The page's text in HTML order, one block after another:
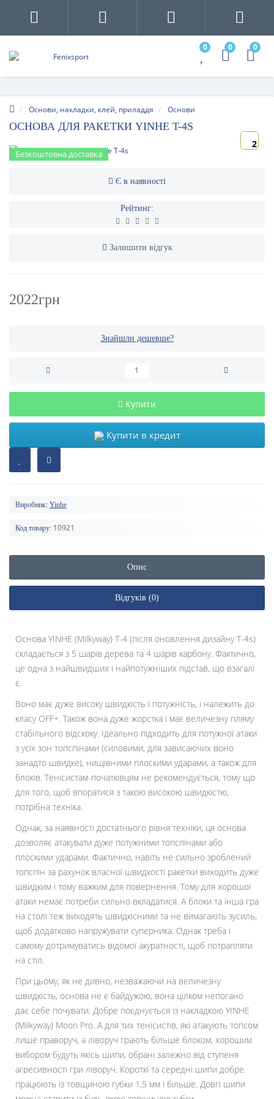
0 0 0
Основи, накладки, клей, приладдя Основи
ОСНОВА ДЛЯ РАКЕТКИ YINHE T-4S
Безкоштовна доставка
2
Є в наявності
Рейтинг:
Залишити відгук
2022грн
Знайшли дешевше?
Купити
Купити в кредит
Виробник: Yinhe
Код товару: 10921
Опис
Відгуків (0)
Основа YINHE (Milkyway) T-4 (після оновлення дизайну T-4s)
складається з 5 шарів дерева та 4 шарів карбону. Фактично,
це одна з найшвидших і найпотужніших підстав, що взагалі
є.
Воно має дуже високу швидкість і потужність, і належить до
класу OFF+. Також вона дуже жорстка і має величезну пляму
стабільного відскоку. Ідеально підходить для потужної атаки
з усіх зон топспінами (силовими, для зависаючих воно
занадто швидке), нищівними плоскими ударами, а також для
блоків. Тенісистам-початківцям не рекомендується, тому що
для того, щоб впоратися з такою високою швидкістю,
потрібна техніка.
Однак, за наявності достатнього рівня техніки, ця основа
дозволяє атакувати дуже потужними топспінами або
плоскими ударами. Фактично, навіть не сильно зроблений
топспін за рахунок власної швидкості ракетки виходить дуже
швидким і тому важким для повернення. Тому для хорошої
атаки немає потреби сильно вкладатися. А блоки та інша гра
на столі теж виходять швидкісними та не вимагають зусиль,
щоб додатково напружувати суперника. Однак треба і
самому дотримуватись відомої акуратності, щоб потрапляти
на стіл.
При цьому, як не дивно, незважаючи на величезну
швидкість, основа не є байдужою, вона цілком непогано
дає себе почувати. Добре поєднується із накладкою YINHE
(Milkyway) Moon Pro. А для тих тенісистів, які атакують топсом
лише праворуч, а ліворуч грають більше блоком, хорошим
вибором будуть якісь шипи, обрані залежно від ступеня
агресивності гри ліворуч. Короткі та середні шипи добре
працюють із товщиною губки 1,5 мм і більше. Довгі шипи